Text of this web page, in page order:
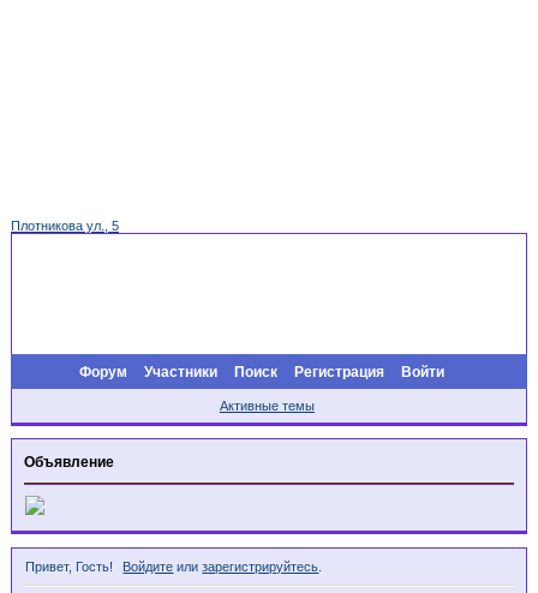
Плотникова ул., 5
Форум Участники Поиск Регистрация Войти
Активные темы
Объявление
Привет, Гость! Войдите илизарегистрируйтесь